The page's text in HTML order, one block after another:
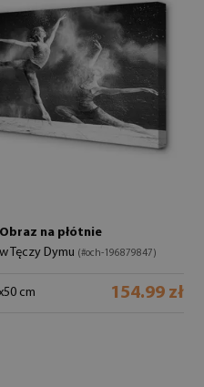
Obraz na płótnie
Tęczy Dymu (#och-196879847)
cm 154.99 zł